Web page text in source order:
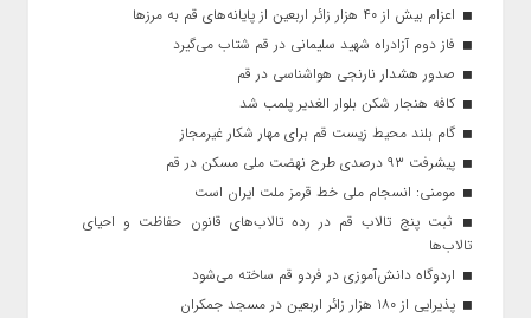
اعزام بیش از ۴۰ هزار زائر اربعین از پایانه‌های قم به مرزها
فاز دوم آزادراه شهید سلیمانی در قم شتاب می‌گیرد
صدور هشدار نارنجی هواشناسی در قم
کافه هنجار شکن بلوار الغدیر پلمب شد
گام بلند محیط زیست قم برای مهار شکار غیرمجاز
پیشرفت ۹۳ درصدی طرح نهضت ملی مسکن در قم
مومنی: انسجام ملی خط قرمز ملت ایران است
ثبت پنج تالاب قم در رده تالاب‌های قانون حفاظت و احیای
تالاب‌ها
اردوگاه دانش‌آموزی در فردو قم ساخته می‌شود
پذیرایی از ۱۸۰ هزار زائر اربعین در مسجد جمکران